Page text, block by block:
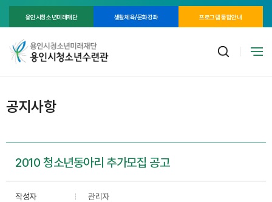
용인시청소년미래재단 생활체육/문화강좌 프로그램 통합안내
공지사항
2010 청소년동아리 추가모집 공고
작성자
관리자